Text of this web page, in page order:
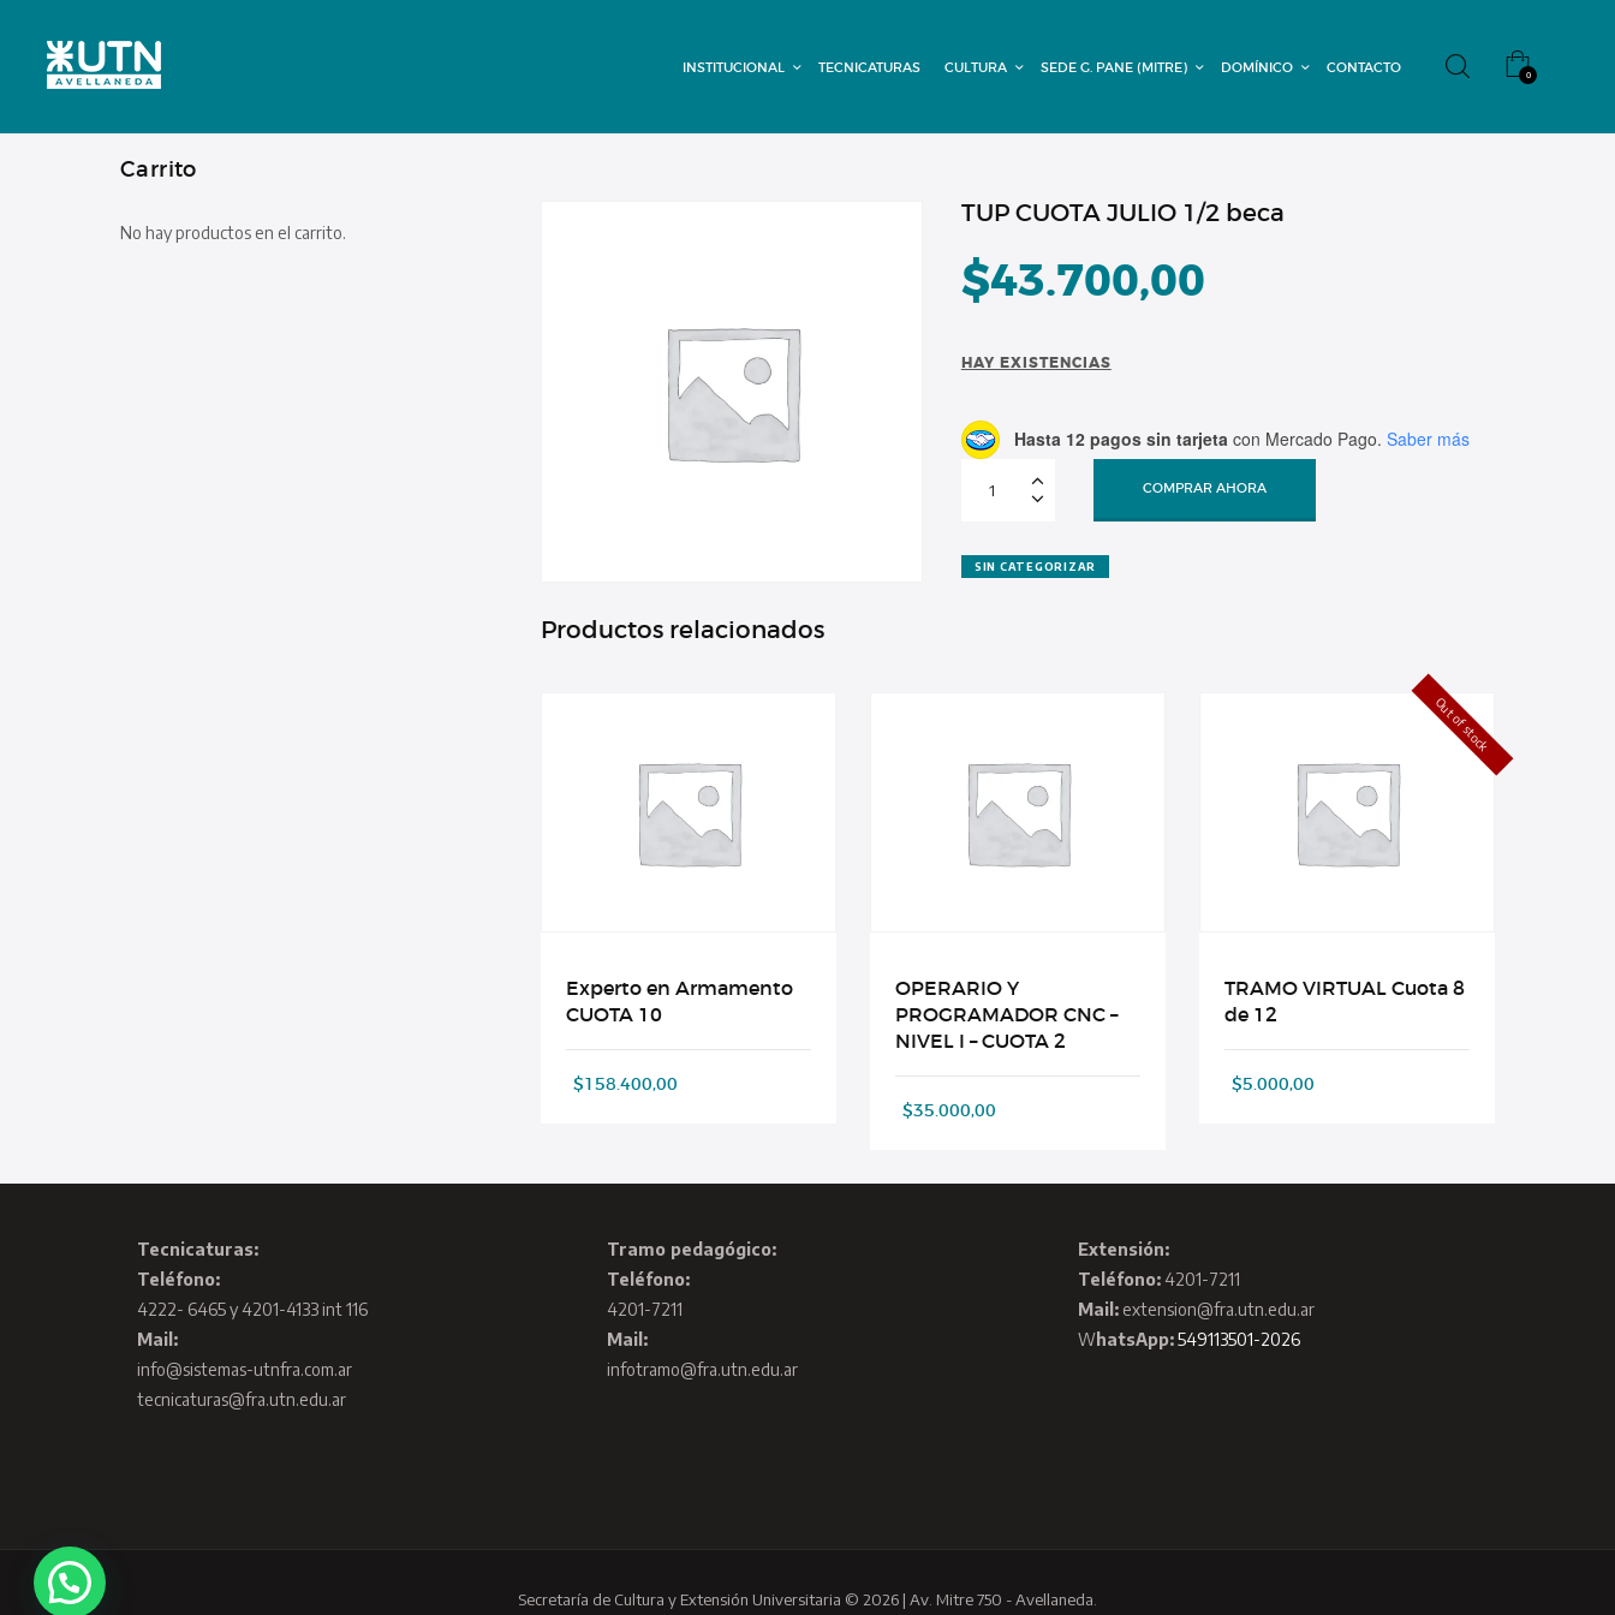
INSTITUCIONAL TECNICATURAS CULTURA SEDE G. PANE (MITRE) DOMÍNICO CONTACTO 0
DOMÍNICO
CONTACTO
TUP CUOTA JULIO 1/2 beca
$43.700,00
HAY EXISTENCIAS
Hasta 12 pagos sin tarjetacon Mercado Pago. Saber más
CUOTA
JULIO
cantidad
COMPRAR AHORA
SIN CATEGORIZAR
Productos relacionados
Experto en Armamento
CUOTA 10
$158.400,00
OPERARIO Y
PROGRAMADOR CNC –
NIVEL I – CUOTA 2
$35.000,00
Out of stock
TRAMO VIRTUAL Cuota 8
de 12
$5.000,00
Carrito
No hay productos en el carrito.
Tecnicaturas:
Teléfono:
4222- 6465 y 4201-4133 int 116
Mail:
info@sistemas-utnfra.com.ar
tecnicaturas@fra.utn.edu.ar
Tramo pedagógico:
Teléfono:
4201-7211
Mail:
infotramo@fra.utn.edu.ar
Extensión:
Teléfono:4201-7211
Mail:extension@fra.utn.edu.ar
WhatsApp:549113501-2026
Secretaría de Cultura y Extensión Universitaria © 2026 | Av. Mitre 750 - Avellaneda.